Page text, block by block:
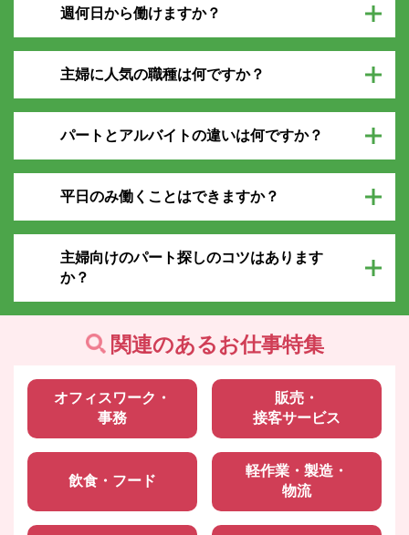
週何日から働けますか？
主婦に人気の職種は何ですか？
パートとアルバイトの違いは何ですか？
平日のみ働くことはできますか？
主婦向けのパート探しのコツはあります
か？
関連のあるお仕事特集
オフィスワーク・
事務
販売・
接客サービス
飲食・フード
軽作業・製造・
物流